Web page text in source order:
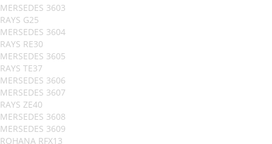
MERSEDES 3603
RAYS G25
MERSEDES 3604
RAYS RE30
MERSEDES 3605
RAYS TE37
MERSEDES 3606
MERSEDES 3607
RAYS ZE40
MERSEDES 3608
MERSEDES 3609
ROHANA RFX13